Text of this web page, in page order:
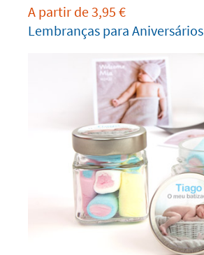
A partir de3,95 €
Lembranças para Aniversários